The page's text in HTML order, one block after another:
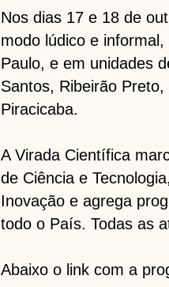
Nos dias 17 e 18 de
modo lúdico e
Paulo, e em unidades
Santos, Ribeirão
Piracicaba.
A Virada Científica
de Ciência e
Inovação e agrega
todo o País. Todas as
Abaixo o link com a